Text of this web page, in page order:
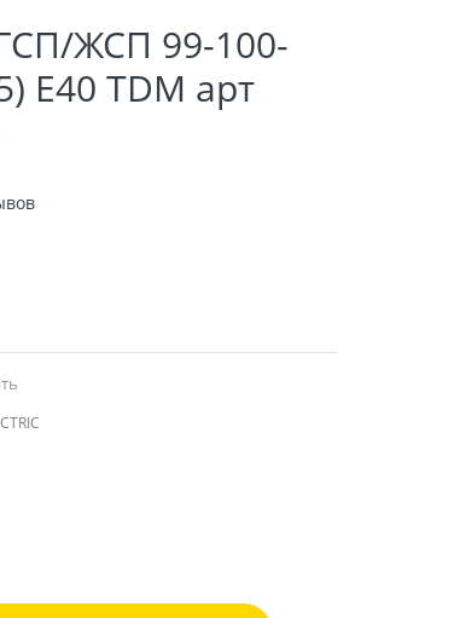
ЖСП 99-100-
E40 TDM арт